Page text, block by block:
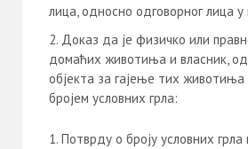
лица, односно одговорног лица
Доказ да је физичко или
домаћих животиња и власник,
објекта за гајење тих
бројем условних грла:
Потврду о броју условних грла